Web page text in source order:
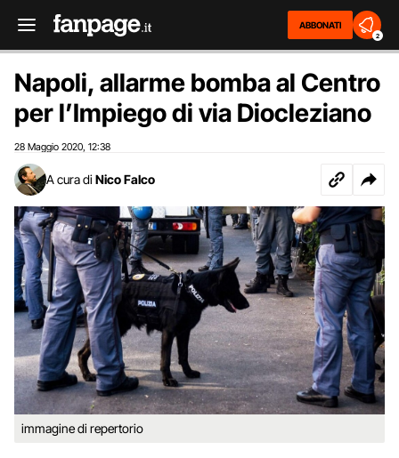
ABBONATI
2
Napoli, allarme bomba al Centro
per l’Impiego di via Diocleziano
28 Maggio 2020 12:38
A cura di Nico Falco
immagine di repertorio